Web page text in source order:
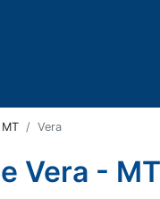
MT Vera
Vera - MT